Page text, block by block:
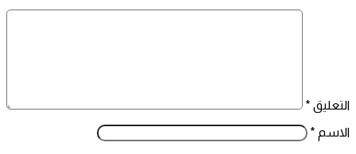
التعليق *
الاسم *